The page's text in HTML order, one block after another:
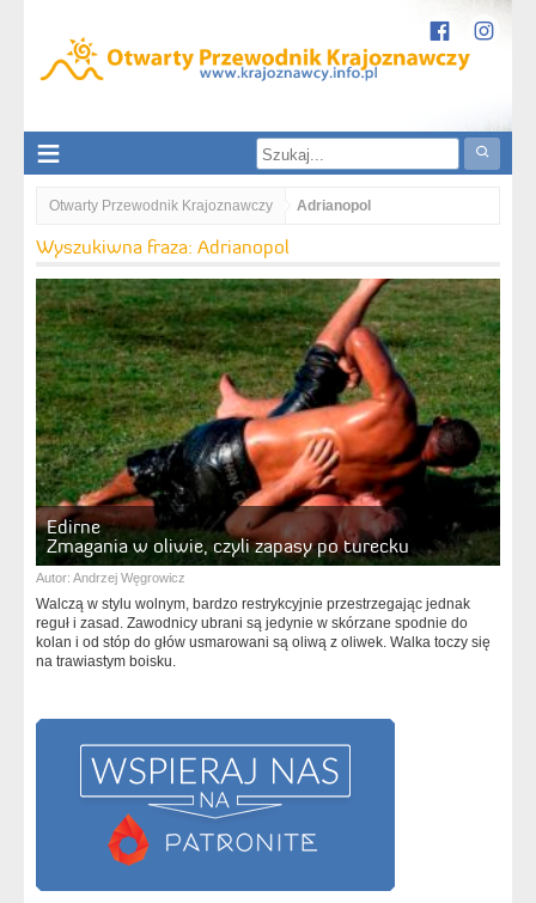
Otwarty Przewodnik Krajoznawczy Adrianopol
Wyszukiwna fraza: Adrianopol
Edirne
Zmagania w oliwie, czyli zapasy po turecku
Autor: Andrzej Węgrowicz
Walczą w stylu wolnym, bardzo restrykcyjnie przestrzegając jednak
reguł i zasad. Zawodnicy ubrani są jedynie w skórzane spodnie do
kolan i od stóp do głów usmarowani są oliwą z oliwek. Walka toczy się
na trawiastym boisku.